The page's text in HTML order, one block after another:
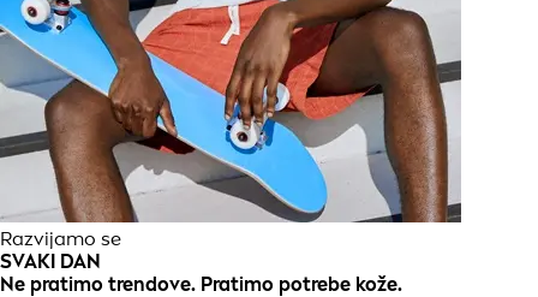
Razvijamo se
SVAKI DAN
Ne pratimo trendove. Pratimo potrebe kože.